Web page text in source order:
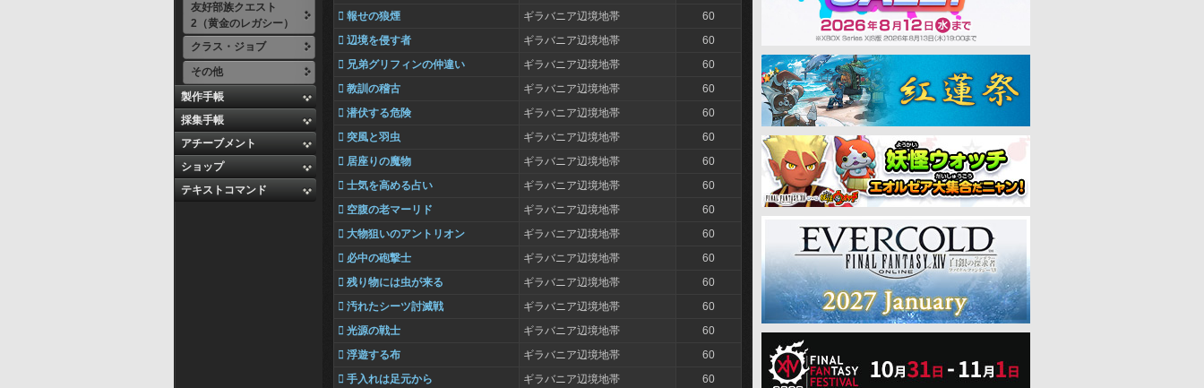
友好部族クエスト
2（黄金のレガシー）
クラス・ジョブ
その他
製作手帳
採集手帳
アチーブメント
ショップ
テキストコマンド
 報せの狼煙
ギラバニア辺境地帯
60
 辺境を侵す者
ギラバニア辺境地帯
60
 兄弟グリフィンの仲違い
ギラバニア辺境地帯
60
 教訓の稽古
ギラバニア辺境地帯
60
 潜伏する危険
ギラバニア辺境地帯
60
 突風と羽虫
ギラバニア辺境地帯
60
 居座りの魔物
ギラバニア辺境地帯
60
 士気を高める占い
ギラバニア辺境地帯
60
 空腹の老マーリド
ギラバニア辺境地帯
60
 大物狙いのアントリオン
ギラバニア辺境地帯
60
 必中の砲撃士
ギラバニア辺境地帯
60
 残り物には虫が来る
ギラバニア辺境地帯
60
 汚れたシーツ討滅戦
ギラバニア辺境地帯
60
 光源の戦士
ギラバニア辺境地帯
60
 浮遊する布
ギラバニア辺境地帯
60
 手入れは足元から
ギラバニア辺境地帯
60